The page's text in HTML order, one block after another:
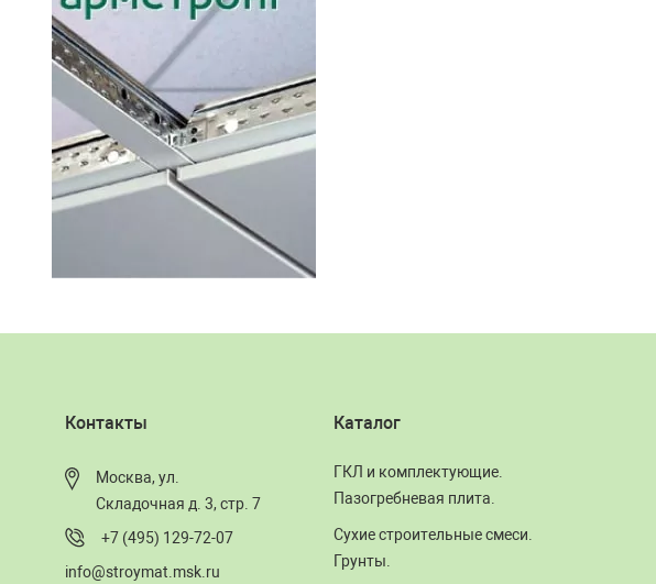
Контакты
Москва, ул.
Складочная д. 3, стр. 7
+7 (495) 129-72-07
info@stroymat.msk.ru
Каталог
ГКЛ и комплектующие.
Пазогребневая плита.
Сухие строительные смеси.
Грунты.